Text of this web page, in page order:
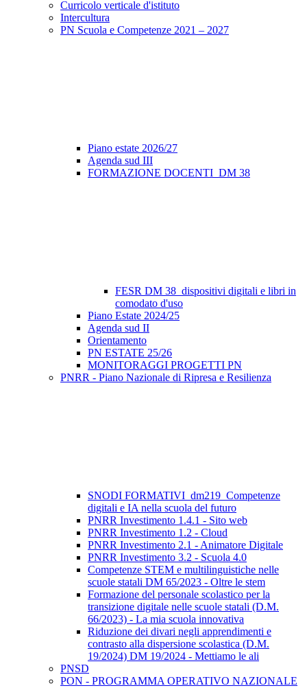
Curricolo verticale d'istituto
Intercultura
PN Scuola e Competenze 2021 – 2027
Piano estate 2026/27
Agenda sud III
FORMAZIONE DOCENTI_DM 38
FESR DM 38_dispositivi digitali e libri in
comodato d'uso
Piano Estate 2024/25
Agenda sud II
Orientamento
PN ESTATE 25/26
MONITORAGGI PROGETTI PN
PNRR - Piano Nazionale di Ripresa e Resilienza
SNODI FORMATIVI_dm219_Competenze
digitali e IA nella scuola del futuro
PNRR Investimento 1.4.1 - Sito web
PNRR Investimento 1.2 - Cloud
PNRR Investimento 2.1 - Animatore Digitale
PNRR Investimento 3.2 - Scuola 4.0
Competenze STEM e multilinguistiche nelle
scuole statali DM 65/2023 - Oltre le stem
Formazione del personale scolastico per la
transizione digitale nelle scuole statali (D.M.
66/2023) - La mia scuola innovativa
Riduzione dei divari negli apprendimenti e
contrasto alla dispersione scolastica (D.M.
19/2024) DM 19/2024 - Mettiamo le ali
PNSD
PON - PROGRAMMA OPERATIVO NAZIONALE